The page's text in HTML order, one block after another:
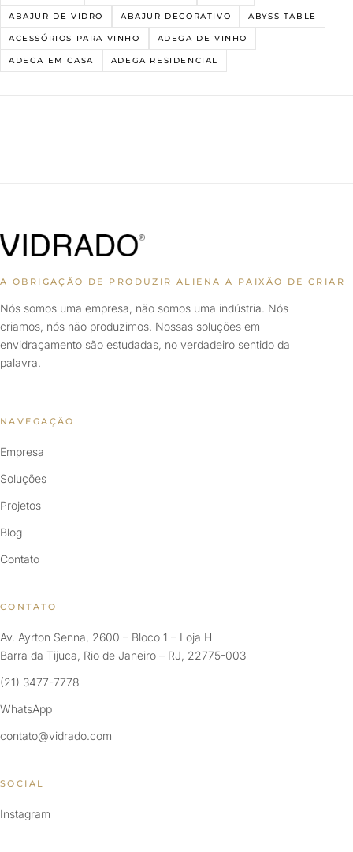
ABAJUR DE VIDRO ABAJUR DECORATIVO ABYSS TABLE
ACESSÓRIOS PARA VINHO ADEGA DE VINHO
ADEGA EM CASA ADEGA RESIDENCIAL
A OBRIGAÇÃO DE PRODUZIR ALIENA A PAIXÃO DE CRIAR
Nós somos uma empresa, não somos uma indústria. Nós
criamos, nós não produzimos. Nossas soluções em
envidraçamento são estudadas, no verdadeiro sentido da
palavra.
NAVEGAÇÃO
Empresa
Soluções
Projetos
Blog
Contato
CONTATO
Av. Ayrton Senna, 2600 – Bloco 1 – Loja H
Barra da Tijuca, Rio de Janeiro – RJ, 22775-003
(21) 3477-7778
WhatsApp
contato@vidrado.com
SOCIAL
Instagram